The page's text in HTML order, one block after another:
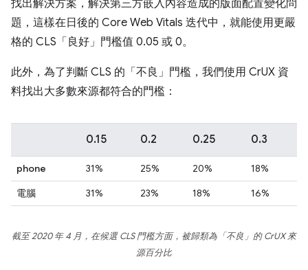
找出解決方案，解決第三方嵌入內容造成的版面配置變化問
題，這樣在日後的 Core Web Vitals 迭代中，就能使用更嚴
格的 CLS「良好」門檻值 0.05 或 0。
此外，為了判斷 CLS 的「不良」門檻，我們使用 CrUX 資
料找出大多數來源都符合的門檻：
0.15 0.2 0.25 0.3
phone 31% 25% 20%
18%
電腦
31% 23% 18% 16%
截至 2020 年 4 月，在候選 CLS 門檻方面，被歸類為「不良」的 CrUX 來
源百分比